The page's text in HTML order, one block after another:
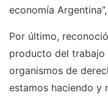
economía
Por último,
producto del trabajo
organismos de
estamos haciendo y